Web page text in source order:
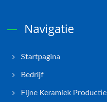
Navigatie
Startpagina
Bedrijf
Fijne Keramiek Productie